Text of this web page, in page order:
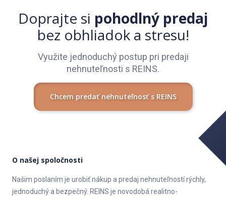
Doprajte si pohodlný predaj
bez obhliadok a stresu!
Využite jednoduchý postup pri predaji
nehnuteľnosti s REINS.
Chcem predať nehnuteľnosť s REINS
O našej spoločnosti
Našim poslaním je urobiť nákup a predaj nehnuteľností rýchly,
jednoduchý a bezpečný. REINS je novodobá realitno-